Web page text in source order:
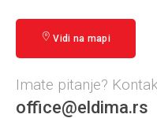
Vidi na mapi
Imate pitanje?
office@eldima.rs